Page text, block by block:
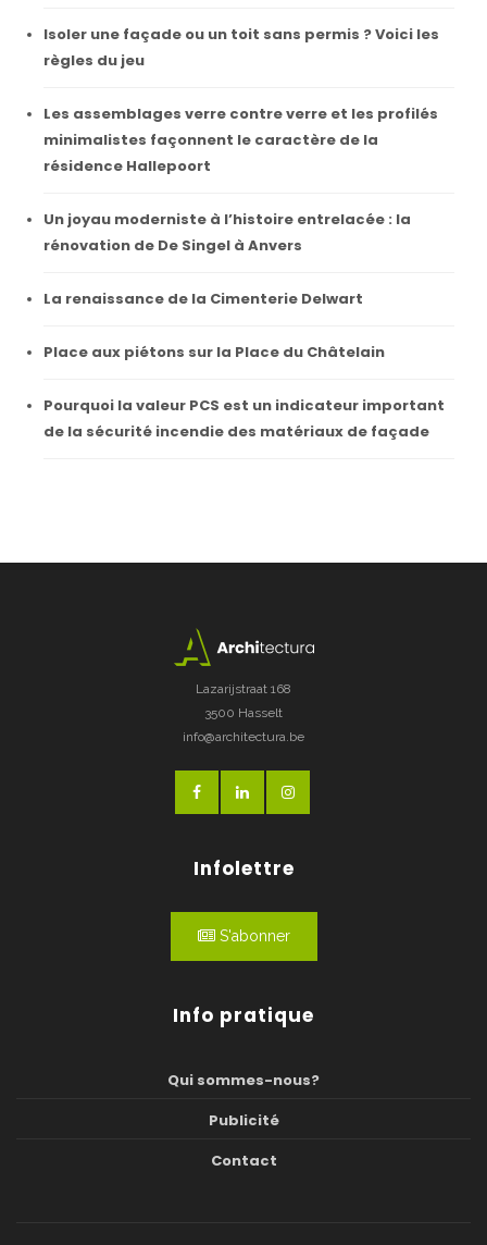
Isoler une façade ou un toit sans permis ? Voici les
règles du jeu
Les assemblages verre contre verre et les profilés
minimalistes façonnent le caractère de la
résidence Hallepoort
Un joyau moderniste à l’histoire entrelacée : la
rénovation de De Singel à Anvers
La renaissance de la Cimenterie Delwart
Place aux piétons sur la Place du Châtelain
Pourquoi la valeur PCS est un indicateur important
de la sécurité incendie des matériaux de façade
Lazarijstraat 168
3500 Hasselt
info@architectura.be
Infolettre
S'abonner
Info pratique
Qui sommes-nous?
Publicité
Contact